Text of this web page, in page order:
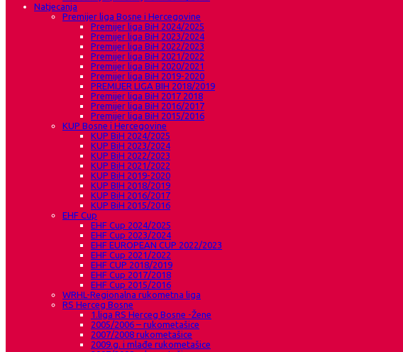
Natjecanja
Premijer liga Bosne i Hercegovine
Premijer liga BiH 2024/2025
Premijer liga BiH 2023/2024
Premijer liga BiH 2022/2023
Premijer liga BiH 2021/2022
Premijer liga BiH 2020/2021
Premijer liga BiH 2019-2020
PREMIJER LIGA BIH 2018/2019
Premijer liga BiH 2017 2018
Premijer liga BiH 2016/2017
Premijer liga BiH 2015/2016
KUP Bosne i Hercegovine
KUP BiH 2024/2025
KUP BiH 2023/2024
KUP BiH 2022/2023
KUP BiH 2021/2022
KUP BiH 2019-2020
KUP BIH 2018/2019
KUP BiH 2016/2017
KUP BiH 2015/2016
EHF Cup
EHF Cup 2024/2025
EHF Cup 2023/2024
EHF EUROPEAN CUP 2022/2023
EHF Cup 2021/2022
EHF CUP 2018/2019
EHF Cup 2017/2018
EHF Cup 2015/2016
WRHL-Regionalna rukometna liga
RS Herceg Bosne
1.liga RS Herceg Bosne -Žene
2005/2006 – rukometašice
2007/2008 rukometašice
2009.g. i mlađe rukometašice